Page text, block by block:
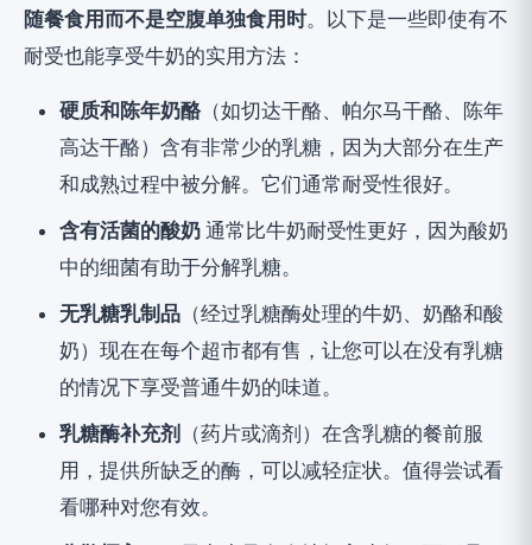
随餐食用而不是空腹单独食用时。以下是一些即使有不
耐受也能享受牛奶的实用方法：
硬质和陈年奶酪（如切达干酪、帕尔马干酪、陈年
高达干酪）含有非常少的乳糖，因为大部分在生产
和成熟过程中被分解。它们通常耐受性很好。
含有活菌的酸奶通常比牛奶耐受性更好，因为酸奶
中的细菌有助于分解乳糖。
无乳糖乳制品 （经过乳糖酶处理的牛奶、奶酪和酸
奶）现在在每个超市都有售，让您可以在没有乳糖
的情况下享受普通牛奶的味道。
乳糖酶补充剂 （药片或滴剂）在含乳糖的餐前服
用，提供所缺乏的酶，可以减轻症状。值得尝试看
看哪种对您有效。